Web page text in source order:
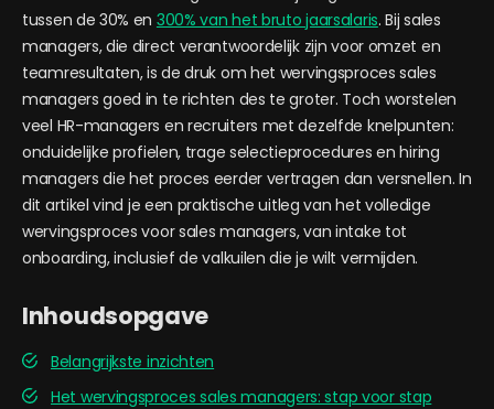
tussen de 30% en 300% van het bruto jaarsalaris. Bij sales
managers, die direct verantwoordelijk zijn voor omzet en
teamresultaten, is de druk om het wervingsproces sales
managers goed in te richten des te groter. Toch worstelen
veel HR-managers en recruiters met dezelfde knelpunten:
onduidelijke profielen, trage selectieprocedures en hiring
managers die het proces eerder vertragen dan versnellen. In
dit artikel vind je een praktische uitleg van het volledige
wervingsproces voor sales managers, van intake tot
onboarding, inclusief de valkuilen die je wilt vermijden.
Inhoudsopgave
Belangrijkste inzichten
Het wervingsproces sales managers: stap voor stap